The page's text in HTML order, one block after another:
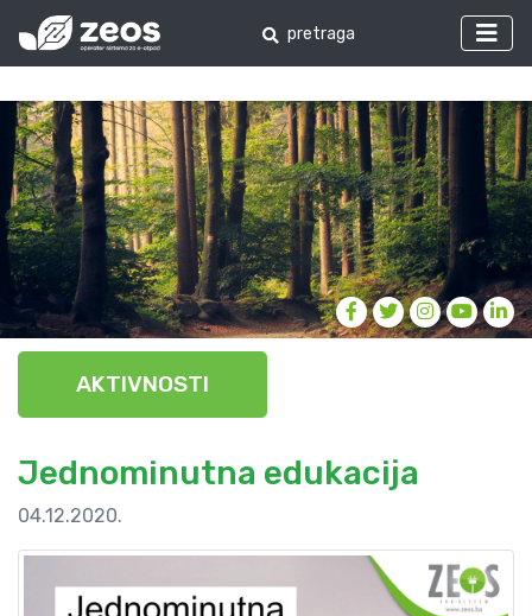
AKTIVNOSTI
Jednominutna edukacija
04.12.2020.